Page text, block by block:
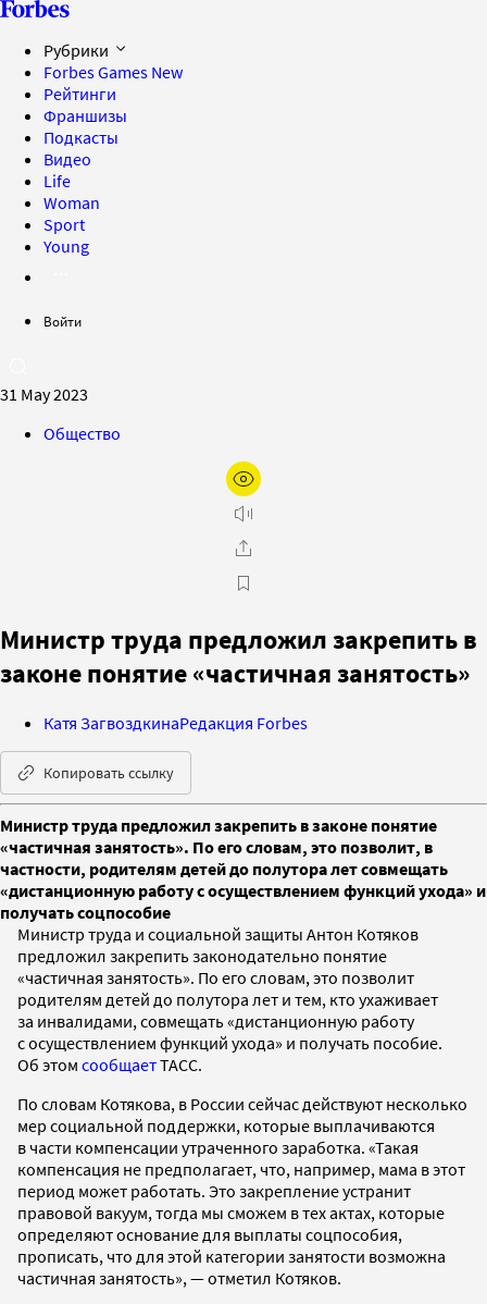
Рубрики
Forbes Games New
Рейтинги
Франшизы
Подкасты
Видео
Life
Woman
Sport
Young
Войти
31 May 2023
Общество
Министр труда предложил закрепить в
законе понятие «частичная занятость»
Катя ЗагвоздкинаРедакция Forbes
Копировать ссылку
Министр труда предложил закрепить в законе понятие
«частичная занятость». По его словам, это позволит, в
частности, родителям детей до полутора лет совмещать
«дистанционную работу с осуществлением функций ухода» и
получать соцпособие
Министр труда и социальной защиты Антон Котяков
предложил закрепить законодательно понятие
«частичная занятость». По его словам, это позволит
родителям детей до полутора лет и тем, кто ухаживает
за инвалидами, совмещать «дистанционную работу
с осуществлением функций ухода» и получать пособие.
Об этом сообщаетТАСС.
По словам Котякова, в России сейчас действуют несколько
мер социальной поддержки, которые выплачиваются
в части компенсации утраченного заработка. «Такая
компенсация не предполагает, что, например, мама в этот
период может работать. Это закрепление устранит
правовой вакуум, тогда мы сможем в тех актах, которые
определяют основание для выплаты соцпособия,
прописать, что для этой категории занятости возможна
частичная занятость», — отметил Котяков.